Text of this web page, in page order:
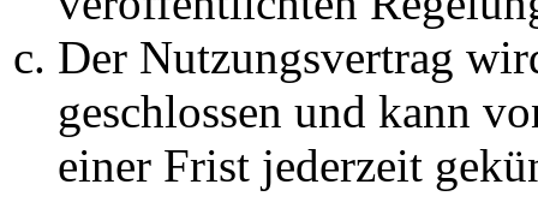
Der Nutzungsvertrag
geschlossen und kann
einer Frist jederzeit